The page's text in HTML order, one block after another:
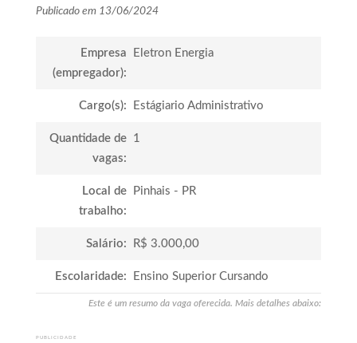
Publicado em 13/06/2024
Empresa
(empregador):
Eletron Energia
Cargo(s): Estágiario Administrativo
Quantidade de
vagas:
1
Local de
trabalho:
Pinhais - PR
Salário: R$ 3.000,00
Escolaridade: Ensino Superior Cursando
Este é um resumo da vaga oferecida. Mais detalhes abaixo:
PUBLICIDADE